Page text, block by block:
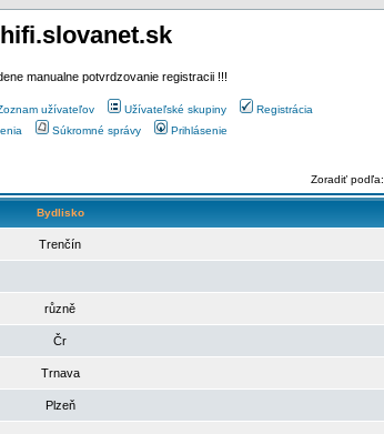
hifi.slovanet.sk
manualne potvrdzovanie registracii !!!
užívateľov Užívateľské skupiny
Registrácia
Súkromné správy Prihlásenie
Zoradiť podľa:
Bydlisko
Trenčín
různě
Čr
Trnava
Plzeň